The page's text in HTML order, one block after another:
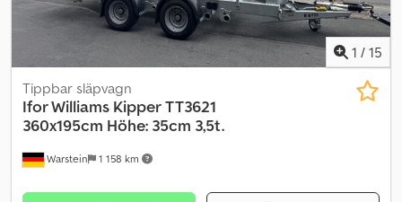
1 / 15
Warstein 1 158 km
Tippbar släpvagn
Ifor Williams KipperTT3621
360x195cm Höhe: 35cm 3,5t.